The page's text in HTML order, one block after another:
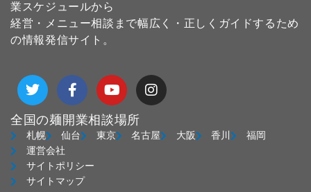
業スケジュールから
経営・メニュー相談まで幅広く・正しくガイドするため
の情報発信サイト。
T
w
i
t
t
e
r
F
a
c
e
b
o
k
-
Y
o
u
t
u
b
I
n
s
a
g
全国の麺開業相談場所
札幌 仙台 東京 名古屋 大阪 香川
福岡
運営会社
サイトポリシー
サイトマップ